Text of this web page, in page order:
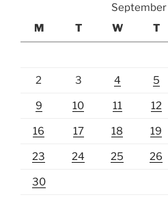
M
T W T
2 3 4 5
9 10 11 12
16 17 18 19
23 24 25 26
30